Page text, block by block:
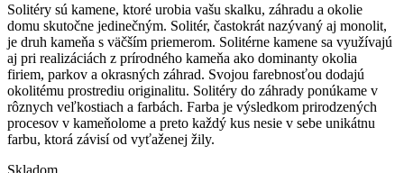
Solitéry sú kamene, ktoré urobia vašu skalku, záhradu a okolie
domu skutočne jedinečným. Solitér, častokrát nazývaný aj monolit,
je druh kameňa s väčším priemerom. Solitérne kamene sa využívajú
aj pri realizáciách z prírodného kameňa ako dominanty okolia
firiem, parkov a okrasných záhrad. Svojou farebnosťou dodajú
okolitému prostrediu originalitu. Solitéry do záhrady ponúkame v
rôznych veľkostiach a farbách. Farba je výsledkom prirodzených
procesov v kameňolome a preto každý kus nesie v sebe unikátnu
farbu, ktorá závisí od vyťaženej žily.
Skladom